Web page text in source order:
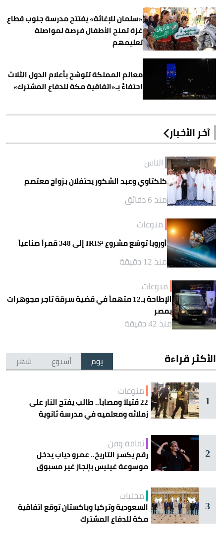
«سلمان للإغاثة» يفتتح مدرسة جنوب قطاع
غزة تمنح الأطفال فرصة لمواصلة
تعليمهم
معالم المملكة تتوشح بأعلام الدول الثلاث
احتفاءً بـ«اتفاقية مكة للدفاع المشترك»
آخر الأخبار
الناس
كلكتاوي وعبد الشكور يحتفلان بزواج معتصم
منذ 6 دقائق
منوعات
أوروبا توسّع مشروع IRIS² إلى 348 قمراً صناعياً
منذ 12 دقيقة
منوعات
الإطاحة بـ12 متهماً في قضية سرقة تاجر مجوهرات
بمصر
منذ 42 دقيقة
الأكثر قراءة يوم أسبوع شهر
1
منوعات
22 قتيلاً ومصاباً.. طالب يفتح النار على
زملائه ومعلميه في مدرسة ثانوية
2
ثقافة وفن
رقم يكسر التاريخ.. عمرو دياب يدخل
موسوعة غينيس بإنجاز غير مسبوق
3
محليات
السعودية وتركيا وباكستان توقع اتفاقية
مكة للدفاع المشترك